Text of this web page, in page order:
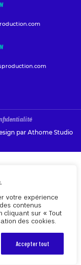
votre expérience
contenus
cliquant sur « Tout
des cookies.
Accepter tout
par Athome Studio